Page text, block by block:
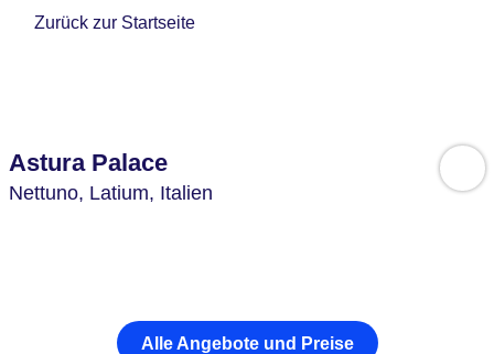
Zurück zur Startseite
Astura Palace
Nettuno, Latium, Italien
Alle Angebote und Preise